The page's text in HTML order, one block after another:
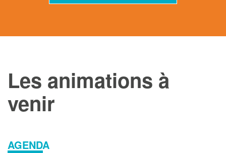
Les animations à
venir
AGENDA